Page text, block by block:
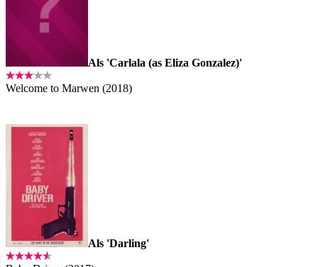
Als 'Carlala (as Eliza Gonzalez)'
Welcome to Marwen (2018)
Als 'Darling'